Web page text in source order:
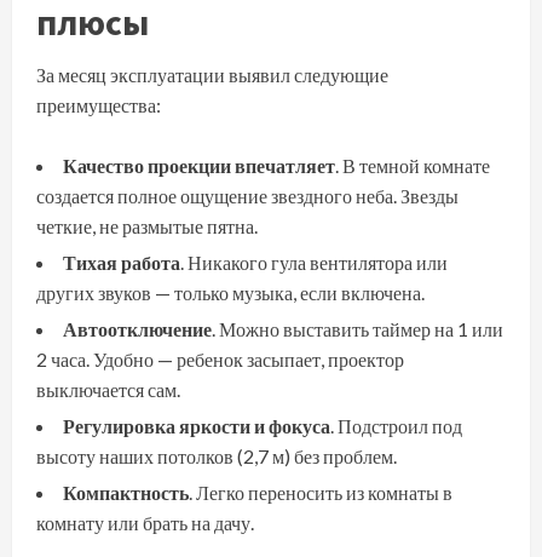
плюсы
За месяц эксплуатации выявил следующие
преимущества:
Качество проекции впечатляет. В темной комнате
создается полное ощущение звездного неба. Звезды
четкие, не размытые пятна.
Тихая работа. Никакого гула вентилятора или
других звуков — только музыка, если включена.
Автоотключение. Можно выставить таймер на 1 или
2 часа. Удобно — ребенок засыпает, проектор
выключается сам.
Регулировка яркости и фокуса. Подстроил под
высоту наших потолков (2,7 м) без проблем.
Компактность. Легко переносить из комнаты в
комнату или брать на дачу.